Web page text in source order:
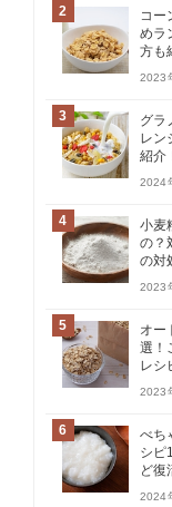
2
コー
めラ
方も
2023
3
グラ
レン
紹介
2024
4
小麦
の？
の対
2023
5
オー
選！
レシ
2023
6
べち
シピ
ど復
2024